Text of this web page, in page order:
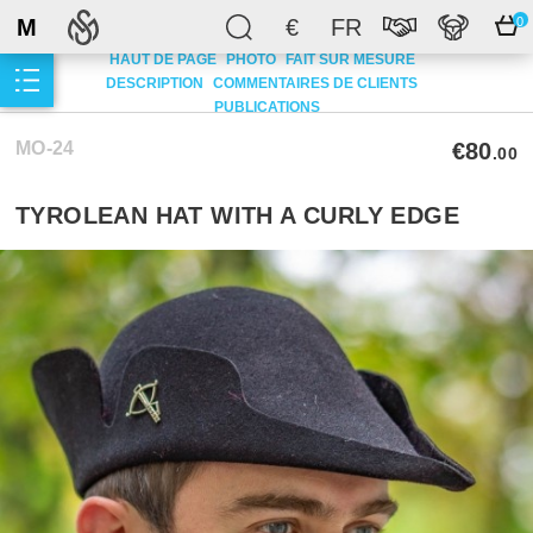
€ FR 0
M
HAUT DE PAGE PHOTO FAIT SUR MESURE
DESCRIPTION
COMMENTAIRES DE CLIENTS
PUBLICATIONS
MO-24 €80.00
TYROLEAN HAT WITH A CURLY EDGE